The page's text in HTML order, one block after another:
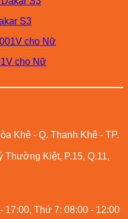
S3
cho Nữ
Khê - Q. Thanh Khê - TP.
Thường Kiệt, P.15, Q.11,
17:00, Thứ 7: 08:00 - 12:00